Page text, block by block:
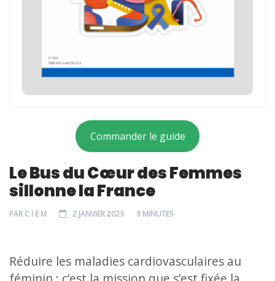
Commander le guide
Le Bus du Cœur des Femmes
sillonne la France
PAR C I E M 2 JANVIER 2023 3 MINUTES
Réduire les maladies cardiovasculaires au